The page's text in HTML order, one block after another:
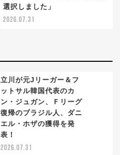
選択しました」
2026.07.31
立川が元Jリーガー＆フ
ットサル韓国代表のカ
ン・ジュガン、Ｆリーグ
復帰のブラジル人、ダニ
エル・ホザの獲得を発
表！
2026.07.31